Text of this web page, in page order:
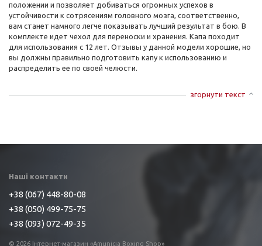
положении и позволяет добиваться огромных успехов в
устойчивости к сотрясениям головного мозга, соответственно,
вам станет намного легче показывать лучший результат в бою. В
комплекте идет чехол для переноски и хранения. Капа походит
для использования с 12 лет. Отзывы у данной модели хорошие, но
вы должны правильно подготовить капу к использованию и
распределить ее по своей челюсти.
згорнути текст
Наші контакти
+38 (067) 448-80-08
+38 (050) 499-75-75
+38 (093) 072-49-35
© 2026 Інтернет-магазин «Amunicia Boxing Shop»